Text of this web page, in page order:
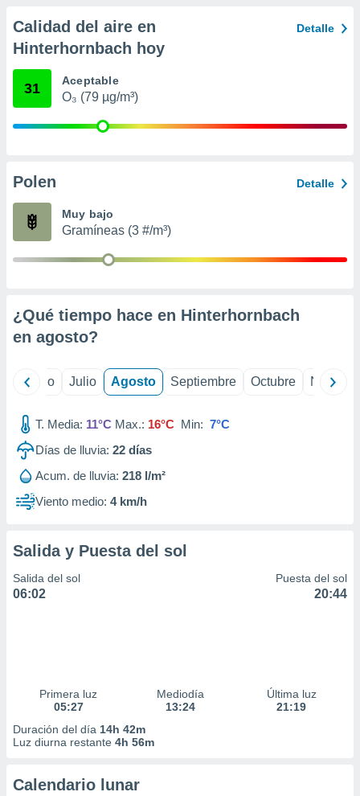
e
mediante
publicidad
de
Calidad del aire en
Hinterhornbach hoy
Detalle
31 Aceptable
O₃ (79 µg/m³)
Polen Detalle
Muy bajo
Gramíneas (3 #/m³)
¿Qué tiempo hace en Hinterhornbach
en agosto?
Junio Julio Agosto Septiembre Octubre
T. Media: 11°C Max.: 16°C Min: 7°C
Días de lluvia: 22 días
Acum. de lluvia: 218 l/m²
Viento medio: 4 km/h
Salida y Puesta del sol
Salida del sol
06:02
Puesta del sol
20:44
Primera luz
05:27
Mediodía
13:24
Última luz
21:19
Duración del día 14h 42m
Luz diurna restante 4h 56m
Calendario lunar